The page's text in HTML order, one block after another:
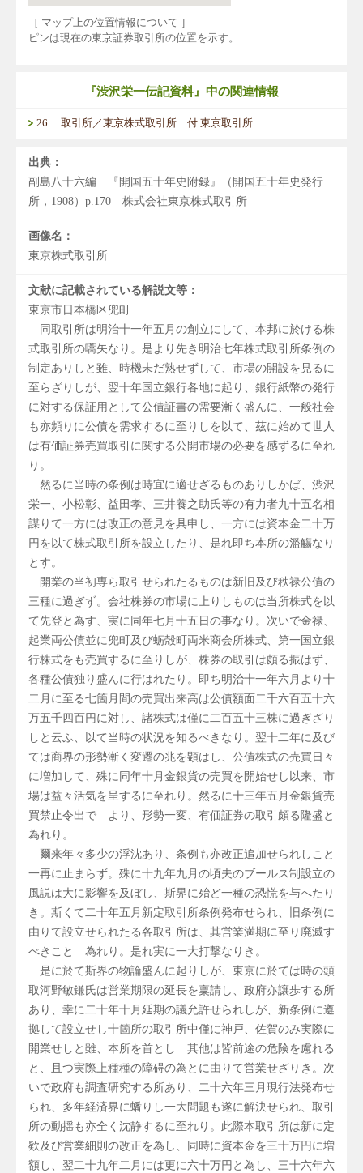
［ マップ上の位置情報について ］
ピンは現在の東京証券取引所の位置を示す。
『渋沢栄一伝記資料』中の関連情報
26. 取引所／東京株式取引所 付.東京取引所
出典：
副島八十六編 『開国五十年史附録』（開国五十年史発行
所，1908）p.170 株式会社東京株式取引所
画像名：
東京株式取引所
文献に記載されている解説文等：
東京市日本橋区兜町
同取引所は明治十一年五月の創立にして、本邦に於ける株
式取引所の嚆矢なり。是より先き明治七年株式取引所条例の
制定ありしと雖、時機未だ熟せずして、市場の開設を見るに
至らざりしが、翌十年国立銀行各地に起り、銀行紙幣の発行
に対する保証用として公債証書の需要漸く盛んに、一般社会
も亦頻りに公債を需求するに至りしを以て、茲に始めて世人
は有価証券売買取引に関する公開市場の必要を感ずるに至れ
り。
然るに当時の条例は時宜に適せざるものありしかば、渋沢
栄一、小松彰、益田孝、三井養之助氏等の有力者九十五名相
謀りて一方には改正の意見を具申し、一方には資本金二十万
円を以て株式取引所を設立したり、是れ即ち本所の濫觴なり
とす。
開業の当初専ら取引せられたるものは新旧及び秩禄公債の
三種に過ぎず。会社株券の市場に上りしものは当所株式を以
て先登と為す、実に同年七月十五日の事なり。次いで金禄、
起業両公債並に兜町及び蛎殻町両米商会所株式、第一国立銀
行株式をも売買するに至りしが、株券の取引は頗る振はず、
各種公債独り盛んに行はれたり。即ち明治十一年六月より十
二月に至る七箇月間の売買出来高は公債額面二千六百五十六
万五千四百円に対し、諸株式は僅に二百五十三株に過ぎざり
しと云ふ、以て当時の状況を知るべきなり。翌十二年に及び
ては商界の形勢漸く変遷の兆を顕はし、公債株式の売買日々
に増加して、殊に同年十月金銀貨の売買を開始せし以来、市
場は益々活気を呈するに至れり。然るに十三年五月金銀貨売
買禁止令出でゝより、形勢一変、有価証券の取引頗る隆盛と
為れり。
爾来年々多少の浮沈あり、条例も亦改正追加せられしこと
一再に止まらず。殊に十九年九月の頃夫のブールス制設立の
風説は大に影響を及ぼし、斯界に殆ど一種の恐慌を与へたり
き。斯くて二十年五月新定取引所条例発布せられ、旧条例に
由りて設立せられたる各取引所は、其営業満期に至り廃滅す
べきことゝ為れり。是れ実に一大打撃なりき。
是に於て斯界の物論盛んに起りしが、東京に於ては時の頭
取河野敏鎌氏は営業期限の延長を稟請し、政府亦譲歩する所
あり、幸に二十年十月延期の議允許せられしが、新条例に遵
拠して設立せし十箇所の取引所中僅に神戸、佐賀のみ実際に
開業せしと雖、本所を首とし 其他は皆前途の危険を慮れる
と、且つ実際上種種の障碍の為とに由りて営業せざりき。次
いで政府も調査研究する所あり、二十六年三月現行法発布せ
られ、多年経済界に蟠りし一大問題も遂に解決せられ、取引
所の動揺も亦全く沈静するに至れり。此際本取引所は新に定
欵及び営業細則の改正を為し、同時に資本金を三十万円に増
額し、翌二十九年二月には更に六十万円と為し、三十六年六